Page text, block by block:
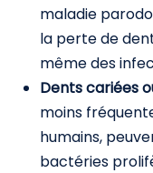
maladie
la perte de
même des
Dents cariées
moins
humains,
bactéries